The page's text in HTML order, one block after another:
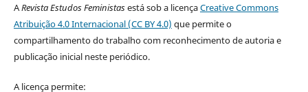
ARevista Estudos Feministasestá sob a licençaCreative Commons
Atribuição 4.0 Internacional (CC BY 4.0) que permite o
compartilhamento do trabalho com reconhecimento de autoria e
publicação inicial neste periódico.
A licença permite: